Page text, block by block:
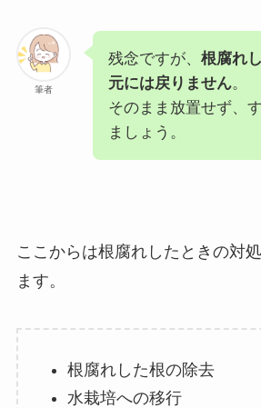
筆者
残念ですが、 根腐れ
元には戻りません。
そのまま放置せず、
ましょう。
ここからは根腐れしたときの対
ます。
根腐れした根の除去
水栽培への移行